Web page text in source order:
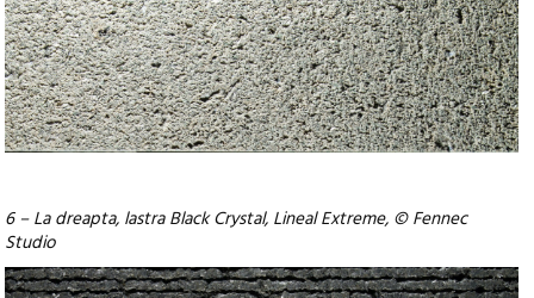
6 – La dreapta, lastra Black Crystal, Lineal Extreme, © Fennec
Studio